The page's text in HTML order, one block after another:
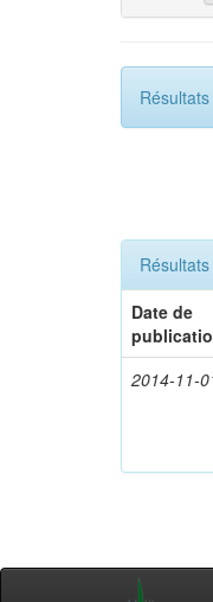
Date de
2014-11-